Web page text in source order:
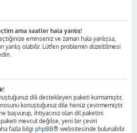
ama saatler hala yanlış!
eminseniz ve zaman hala yanlışsa,
yanlış olabilir. Lütfen problemin düzeltilmesi
dili destekleyen paketi kurmamıştır,
konuştuğunuz dile henüz çevirmemiştir.
başvurup, ihtiyacınız olan dil paketini
paketi mevcut değilse, yeni bir çeviri
fazla bilgi phpBB® websitesinde bulunabilir.